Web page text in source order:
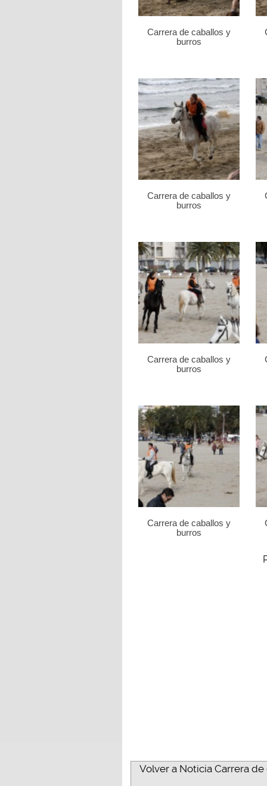
Carrera de caballos y
burros
Carrera de caballos y
burros
Carrera de caballos y
burros
Carrera de caballos y
burros
Volver a Noticia Carrera